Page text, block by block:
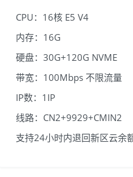
CPU：16核 E5 V4
内存：16G
硬盘：30G+120G NVME
带宽：100Mbps 不限流量
IP数：1IP
线路：CN2+9929+CMIN2
支持24小时内退回新区云余